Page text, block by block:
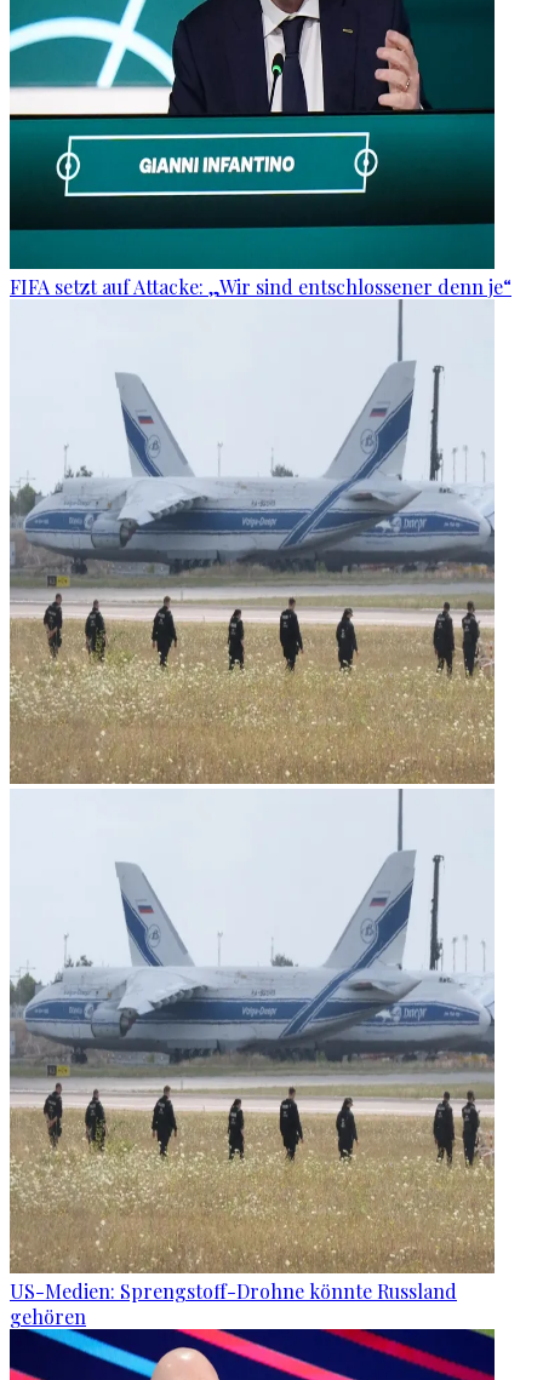
FIFA setzt auf Attacke: „Wir sind entschlossener denn je“
US-Medien: Sprengstoff-Drohne könnte Russland
gehören